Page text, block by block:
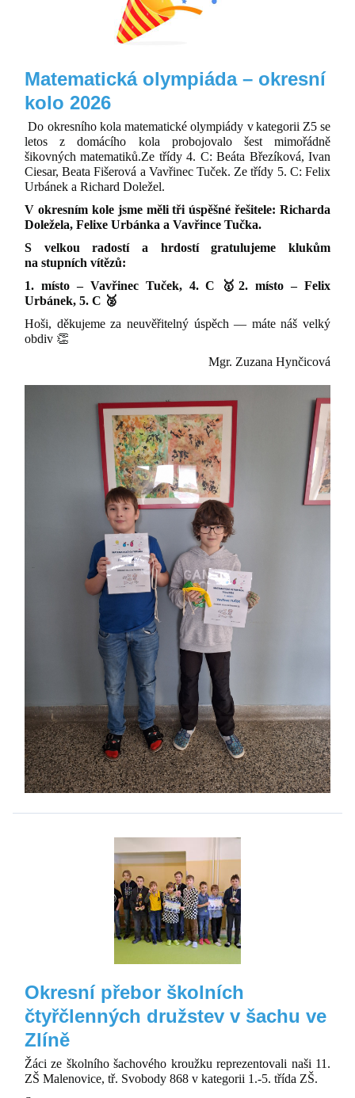
Matematická olympiáda – okresní
kolo 2026
Do okresního kola matematické olympiády v kategorii Z5 se
letos z domácího kola probojovalo šest mimořádně
šikovných matematiků.Ze třídy 4. C: Beáta Březíková, Ivan
Ciesar, Beata Fišerová a Vavřinec Tuček. Ze třídy 5. C: Felix
Urbánek a Richard Doležel.
V okresním kole jsme měli tři úspěšné řešitele: Richarda
Doležela, Felixe Urbánka a Vavřince Tučka.
S velkou radostí a hrdostí gratulujeme klukům
na stupních vítězů:
1. místo – Vavřinec Tuček, 4. C 🥇2. místo – Felix
Urbánek, 5. C 🥈
Hoši, děkujeme za neuvěřitelný úspěch — máte náš velký
obdiv 👏
Mgr. Zuzana Hynčicová
Okresní přebor školních
čtyřčlenných družstev v šachu ve
Zlíně
Žáci ze školního šachového kroužku reprezentovali naši 11.
ZŠ Malenovice, tř. Svobody 868 v kategorii 1.-5. třída ZŠ.